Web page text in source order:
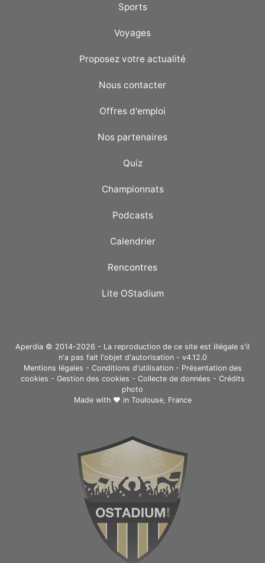
Sports
Voyages
Proposez votre actualité
Nous contacter
Offres d'emploi
Nos partenaires
Quiz
Championnats
Podcasts
Calendrier
Rencontres
Lite OStadium
Aperdia © 2014-2026 - La reproduction de ce site est illégale s'il
n'a pas fait l'objet d'autorisation - v4.12.0
Mentions légales - Conditions d'utilisation- Présentation des
cookies - Gestion des cookies - Collecte de données - Crédits
photo
Made with ❤ in Toulouse, France